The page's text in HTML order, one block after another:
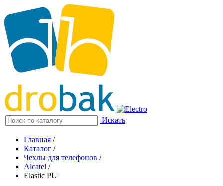
Искать
Главная /
Каталог /
Чехлы для телефонов /
Alcatel /
Elastic PU